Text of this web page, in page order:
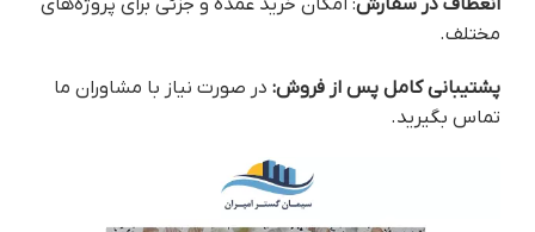
انعطاف در سفارش: امکان خرید عمده و جزئی برای پروژه‌های
مختلف.
پشتیبانی کامل پس از فروش: در صورت نیاز با مشاوران ما
تماس بگیرید.